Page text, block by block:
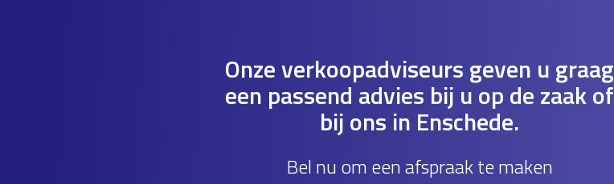
Onze verkoopadviseurs geven u graag
een passend advies bij u op de zaak of
bij ons in Enschede.
Bel nu om een afspraak te maken